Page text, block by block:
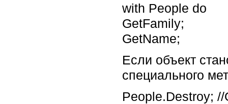
with People do
GetFamily;
GetName;
Если объект
специального
People.Destroy;